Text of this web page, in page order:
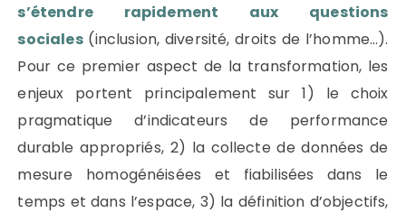
s’étendre rapidement aux questions
sociales(inclusion, diversité, droits de l’homme…).
Pour ce premier aspect de la transformation, les
enjeux portent principalement sur 1) le choix
pragmatique d’indicateurs de performance
durable appropriés, 2) la collecte de données de
mesure homogénéisées et fiabilisées dans le
temps et dans l’espace, 3) la définition d’objectifs,